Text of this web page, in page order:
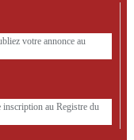
votre annonce au
au Registre du